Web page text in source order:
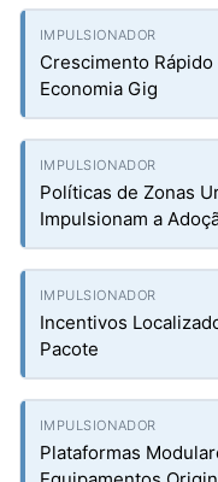
Crescimento
Economia Gig
Políticas de Zonas
Impulsionam a
Incentivos
Pacote
Plataformas